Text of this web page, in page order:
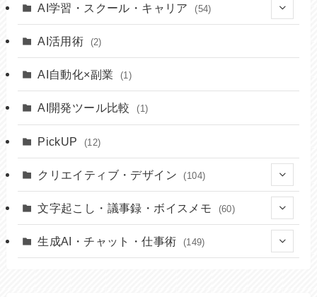
AI学習・スクール・キャリア (54)
(8)
(15)
AI活用術 (2)
AI自動化×副業 (1)
AI開発ツール比較 (1)
PickUP (12)
クリエイティブ・デザイン (104)
(22)
(17)
文字起こし・議事録・ボイスメモ (60)
(9)
生成AI・チャット・仕事術 (149)